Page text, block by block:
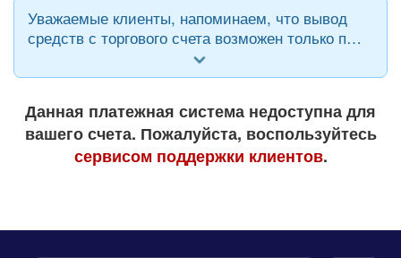
Уважаемые клиенты, напоминаем, что вывод
средств с торгового счета возможен только при
использовании той же платежной системы,
через которую происходило пополнение и в
Данная платежная система недоступна для
вашего счета. Пожалуйста, воспользуйтесь
сервисом поддержки клиентов.